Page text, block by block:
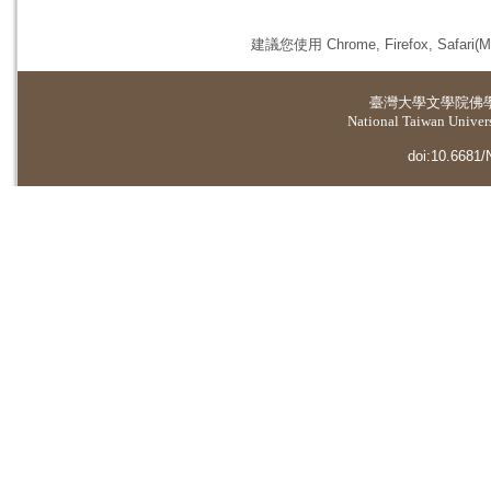
建議您使用 Chrome, Firefox,
臺灣大學文學院佛
National Taiwan
doi:10.6681/